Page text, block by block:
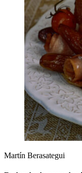
Martín Berasategui